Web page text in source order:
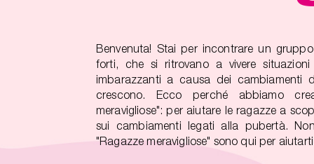
Benvenuta! Stai per incontrare un
forti, che si ritrovano a vivere
imbarazzanti a causa dei cambiamenti
crescono. Ecco perché abbiamo
meravigliose": per aiutare le ragazze a
sui cambiamenti legati alla pubertà.
"Ragazze meravigliose" sono qui per